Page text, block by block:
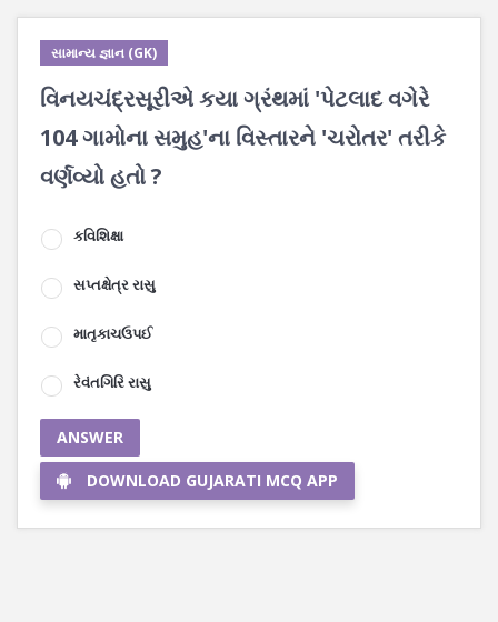
સામાન્ય જ્ઞાન (GK)
વિનયચંદ્રસૂરીએ કયા ગ્રંથમાં 'પેટલાદ વગેરે
104 ગામોના સમુહ'ના વિસ્તારને 'ચરોતર' તરીકે
વર્ણવ્યો હતો ?
કવિશિક્ષા
સપ્તક્ષેત્ર રાસુ
માતૃકાચઉપઈ
રેવંતગિરિ રાસુ
ANSWER
DOWNLOAD GUJARATI MCQ APP